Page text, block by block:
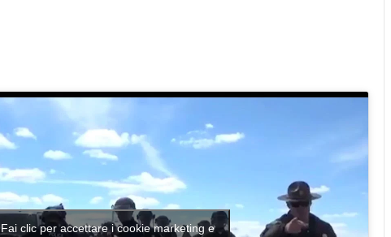
Fai clic per accettare i cookie marketing e